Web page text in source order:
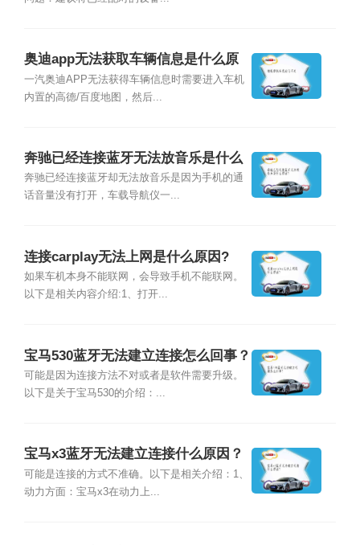
奥迪app无法获取车辆信息是什么原
因？
一汽奥迪APP无法获得车辆信息时需要进入车机
内置的高德/百度地图，然后...
奔驰已经连接蓝牙无法放音乐是什么
原因？
奔驰已经连接蓝牙却无法放音乐是因为手机的通
话音量没有打开，车载导航仪一...
连接carplay无法上网是什么原因?
如果车机本身不能联网，会导致手机不能联网。
以下是相关内容介绍:1、打开...
宝马530蓝牙无法建立连接怎么回事？
可能是因为连接方法不对或者是软件需要升级。
以下是关于宝马530的介绍：...
宝马x3蓝牙无法建立连接什么原因？
可能是连接的方式不准确。以下是相关介绍：1、
动力方面：宝马x3在动力上...